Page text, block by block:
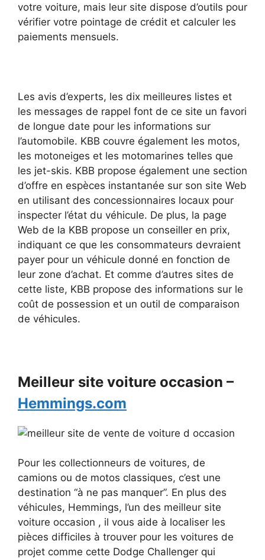
votre voiture, mais leur site dispose d’outils pour
vérifier votre pointage de crédit et calculer les
paiements mensuels.
Les avis d’experts, les dix meilleures listes et
les messages de rappel font de ce site un favori
de longue date pour les informations sur
l’automobile. KBB couvre également les motos,
les motoneiges et les motomarines telles que
les jet-skis. KBB propose également une section
d’offre en espèces instantanée sur son site Web
en utilisant des concessionnaires locaux pour
inspecter l’état du véhicule. De plus, la page
Web de la KBB propose un conseiller en prix,
indiquant ce que les consommateurs devraient
payer pour un véhicule donné en fonction de
leur zone d’achat. Et comme d’autres sites de
cette liste, KBB propose des informations sur le
coût de possession et un outil de comparaison
de véhicules.
Meilleur site voiture occasion –
Hemmings.com
Pour les collectionneurs de voitures, de
camions ou de motos classiques, c’est une
destination “à ne pas manquer”. En plus des
véhicules, Hemmings, l’un des meilleur site
voiture occasion , il vous aide à localiser les
pièces difficiles à trouver pour les voitures de
projet comme cette Dodge Challenger qui